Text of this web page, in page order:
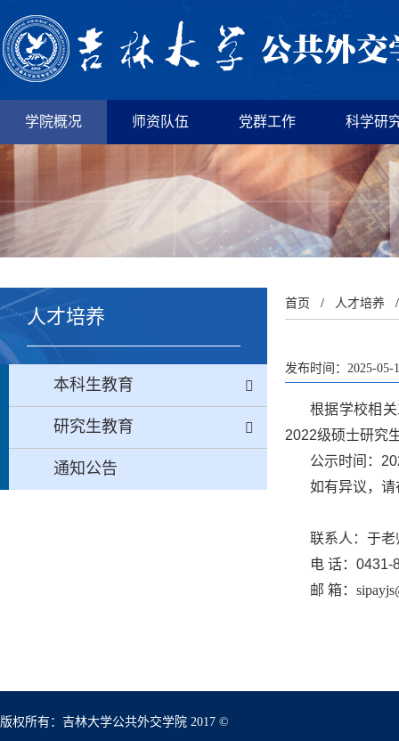
学院概况 师资队伍 党群工作 科学研
人才培养
本科生教育
研究生教育
通知公告
首页 / 人才培养
发布时间：2025-
根据学校相
2022级硕士研究
公示时间：
如有异议，
联系人：于老
电 话：0431-
邮 箱：
版权所有：吉林大学公共外交学院 2017 ©